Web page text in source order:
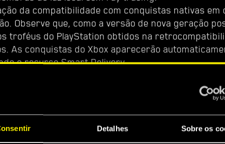
Detalhes Sobre os
da compatibilidade com conquistas nativas em
Observe que, como a versão de nova geração
troféus do PlayStation obtidos na
As conquistas do Xbox aparecerão
o recurso Smart Delivery.
e modo Ray Tracing.
garante uma jogabilidade suave a 60 fps com
dinâmico de 4K.
oferece renderização fotorrealista de